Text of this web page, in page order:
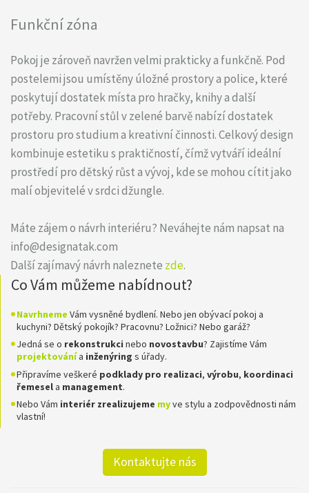
Funkční zóna
Pokoj je zároveň navržen velmi prakticky a funkčně. Pod
postelemi jsou umístěny úložné prostory a police, které
poskytují dostatek místa pro hračky, knihy a další
potřeby. Pracovní stůl v zelené barvě nabízí dostatek
prostoru pro studium a kreativní činnosti. Celkový design
kombinuje estetiku s praktičností, čímž vytváří ideální
prostředí pro dětský růst a vývoj, kde se mohou cítit jako
malí objevitelé v srdci džungle.
Máte zájem o návrh interiéru? Neváhejte nám napsat na
info@designatak.com
Další zajímavý návrh naleznete zde.
Co Vám můžeme nabídnout?
Navrhneme Vám vysněné bydlení. Nebo jen obývací pokoj a
kuchyni? Dětský pokojík? Pracovnu? Ložnici? Nebo garáž?
Jedná se o rekonstrukci nebo novostavbu? Zajistíme Vám
projektovánía inženýring s úřady.
Připravíme veškeré podklady pro realizaci, výrobu, koordinaci
řemesela management.
Nebo Vám interiér zrealizujeme myve stylu a zodpovědnosti nám
vlastní!
Kontaktujte nás